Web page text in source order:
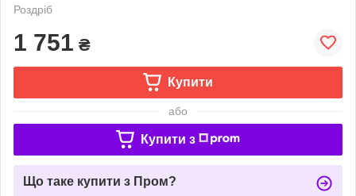
Роздріб
1 751 ₴
Купити
або
Купити з
Що таке купити з Пром?